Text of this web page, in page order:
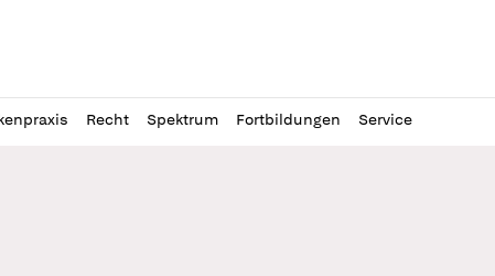
Recht Spektrum Fortbildungen Service